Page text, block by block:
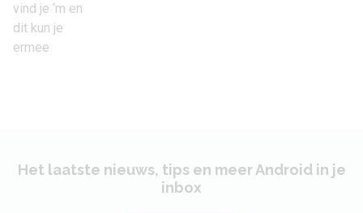
Het laatste nieuws, tips en meer Android in je
inbox